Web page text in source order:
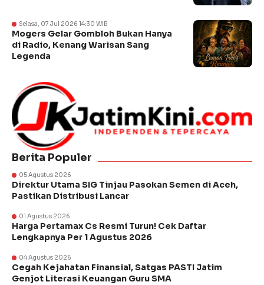
Selasa, 07 Jul 2026 14:30 WIB
Mogers Gelar Gombloh Bukan Hanya
di Radio, Kenang Warisan Sang
Legenda
Berita Populer
05 Agustus 2026
Direktur Utama SIG Tinjau Pasokan Semen di Aceh,
Pastikan Distribusi Lancar
01 Agustus 2026
Harga Pertamax Cs Resmi Turun! Cek Daftar
Lengkapnya Per 1 Agustus 2026
04 Agustus 2026
Cegah Kejahatan Finansial, Satgas PASTI Jatim
Genjot Literasi Keuangan Guru SMA